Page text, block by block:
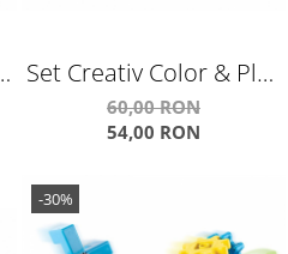
Set Creativ Color & Play
Carioca Planet
60,00 RON
54,00 RON
-30%